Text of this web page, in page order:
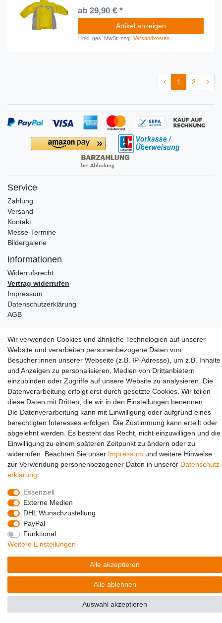
ab 29,90 € *
Artikel anzeigen
*inkl. ges. MwSt. zzgl.Versandkosten
1 2
Service
Zahlung
Versand
Kontakt
Messe-Termine
Bildergalerie
Informationen
Widerrufs­recht
Vertrag widerrufen
Impressum
Daten­schutz­erklärung
AGB
Social Media
© Copyright 2026 | Alle Rechte vorbehalten.
Wir verwenden Cookies und ähnliche Technologien auf unserer
Website und verarbeiten personenbezogene Daten von
Besucher:innen unserer Webseite (z.B. IP-Adresse), um z.B. Inhalte
und Anzeigen zu personalisieren, Medien von Drittanbietern
einzubinden oder Zugriffe auf unsere Website zu analysieren. Die
Datenverarbeitung erfolgt erst durch gesetzte Cookies. Wir teilen
diese Daten mit Dritten, die wir in den Einstellungen benennen.
Die Datenverarbeitung kann mit Einwilligung oder aufgrund eines
berechtigten Interesses erfolgen. Die Zustimmung kann erteilt oder
abgelehnt werden. Es besteht das Recht, nicht einzuwilligen und die
Einwilligung zu einem späteren Zeitpunkt zu ändern oder zu
widerrufen. Beachten Sie unser Impressum und weitere Hinweise
zur Verwendung personenbezogener Daten in unserer Daten­schutz­
erklärung
Essenziell
Externe Medien
DHL Wunschzustellung
PayPal
Funktional
Weitere Einstellungen
Alle akzeptieren
Alle ablehnen
Auswahl akzeptieren